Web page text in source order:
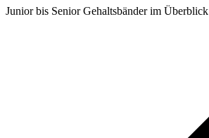
Junior bis Senior Gehaltsbänder im Überblick